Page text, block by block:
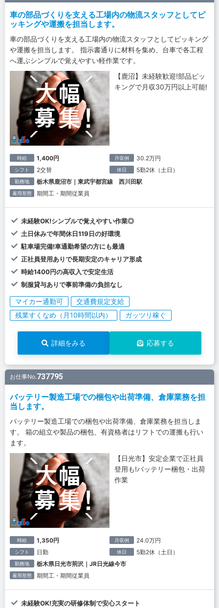
車の部品づくりを支える工場内の物流スタッフとしてピ
ッキングや運搬を担当します。
車の部品づくりを支える工場内の物流スタッフとしてピッキング
や運搬を担当します。 指示書通りに材料を集め、台車で各工程
へ運ぶシンプルで覚えやすい軽作業です。
【鹿沼】未経験歓迎!部品ピッ
キングで月収30万円以上可能!
時給 1,400円 月収例 30.2万円
シフト 2交替 休日 5勤2休（土日）
勤務地 栃木県鹿沼市｜東武宇都宮線 西川田駅
雇用形態 期間工・期間従業員
未経験OK!シンプルで覚えやすい作業◎
土日休みで年間休日119日の好環境
駐車場完備!車通勤希望の方にも最適
正社員登用ありで長期安定のキャリア形成
時給1400円の高収入で安定生活
制服貸与ありで事前準備の負担なし
マイカー通勤可
交通費規定支給
残業すくなめ（月10時間以内）
ガッツリ稼ぐ
詳細をみる 応募する
お仕事No.737795
バッテリー製造工場での梱包や出荷準備、倉庫業務を担
当します。
バッテリー製造工場での梱包や出荷準備、倉庫業務を担当しま
す。 箱の組立や製品の梱包、有資格者はリフトでの運搬も行い
ます。
【日光市】安定企業で正社員
登用も!バッテリー梱包・出荷
作業
時給 1,350円 月収例 24.0万円
シフト 日勤 休日 5勤2休（土日）
勤務地 栃木県日光市荊沢｜JR日光線今市
雇用形態 期間工・期間従業員
未経験OK!充実の研修体制で安心スタート